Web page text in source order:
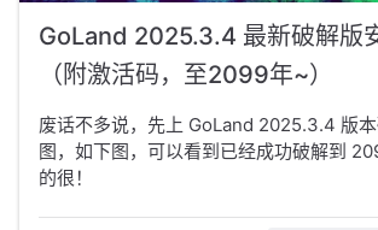
GoLand 2025.3.4 最新破解版
（附激活码，至2099年~）
废话不多说，先上 GoLand 2025.3.4 版
图，如下图，可以看到已经成功破解到
的很！